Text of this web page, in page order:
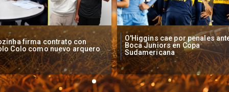
cae por penales ante
Juniors en Copa
Operadores de apuestas
piden acelerar regulación en
Chile